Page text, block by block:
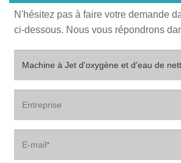
N'hésitez pas à faire votre demande
ci-dessous. Nous vous répondrons